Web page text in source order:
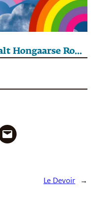
3. Banketbakkerij haalt Hongaarse Romavrouwen uit isolement
Le Devoir →